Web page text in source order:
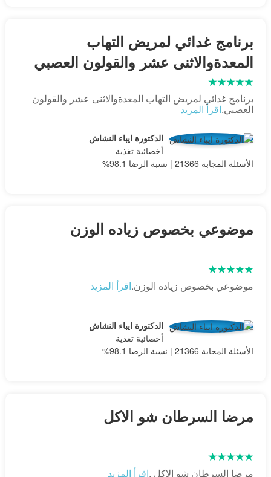
برنامج غدائي لمريض التهاب
المعدةوالاثنى عشر والقولون العصبي
برنامج غدائي لمريض التهاب المعدةوالاثنى عشر والقولون
العصبي.اقرأ المزيد
الدكتورة ايباء النشاش
أخصائية تغذية
الأسئلة المجابة 21366 | نسبة الرضا 98.1%
موضوعي بخصوص زياده الوزن
موضوعي بخصوص زياده الوزن.اقرأ المزيد
الدكتورة ايباء النشاش
أخصائية تغذية
الأسئلة المجابة 21366 | نسبة الرضا 98.1%
مرضا السرطان شو الاكل
مرضا السرطان شو الاكل .اقرأ المزيد